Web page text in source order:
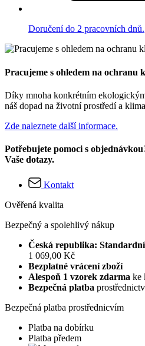
Doručení do 2 pracovních dnů.
Pracujeme s ohledem na ochranu
Díky mnoha konkrétním
náš dopad na životní prostředí a
Zde naleznete další informace.
Potřebujete pomoci s
Vaše dotazy.
Kontakt
Ověřená kvalita
Bezpečný a spolehlivý nákup
Česká republika:
1 069,00 Kč
Bezplatné vrácení zboží
Alespoň 1 vzorek zdarma ke
Bezpečná platba
Bezpečná platba prostřednicvím
Platba na dobírku
Platba předem